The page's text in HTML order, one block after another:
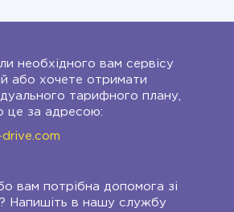
необхідного вам сервісу
або хочете отримати
тарифного плану,
це за адресою:
drive.com
вам потрібна допомога зі
Напишіть в нашу службу